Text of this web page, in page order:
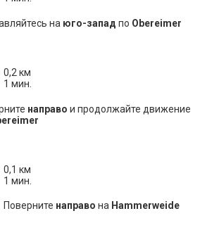
на юго-запад по Obereimer
0,2 км
1 мин.
направо и продолжайте движение
0,1 км
1 мин.
Поверните направо на Hammerweide